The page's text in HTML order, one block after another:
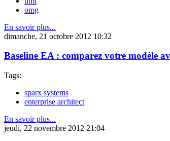
omg
En savoir plus...
dimanche, 21 octobre 2012 10:32
Baseline EA : comparez votre modèle
Tags:
sparx systems
enterprise architect
En savoir plus...
jeudi, 22 novembre 2012 21:04